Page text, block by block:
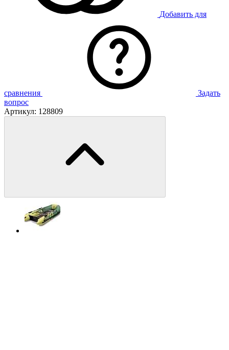
Добавить для
сравнения
Задать
вопрос
Артикул: 128809